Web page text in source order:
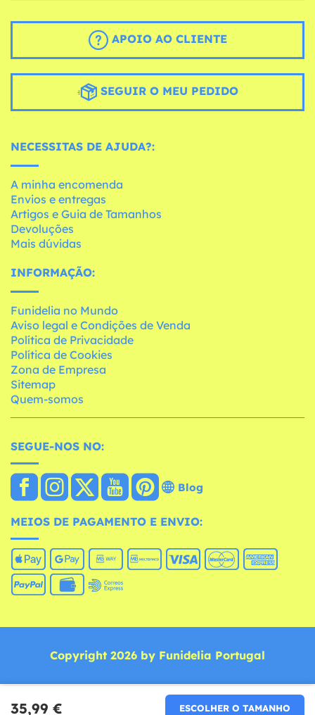
35,99 € ESCOLHER O TAMANHO
APOIO AO CLIENTE
SEGUIR O MEU PEDIDO
NECESSITAS DE AJUDA?:
A minha encomenda
Envios e entregas
Artigos e Guia de Tamanhos
Devoluções
Mais dúvidas
INFORMAÇÃO:
Funidelia no Mundo
Aviso legal e Condições de Venda
Política de Privacidade
Política de Cookies
Zona de Empresa
Sitemap
Quem-somos
SEGUE-NOS NO:
Blog
MEIOS DE PAGAMENTO E ENVIO:
Copyright 2026 by Funidelia Portugal